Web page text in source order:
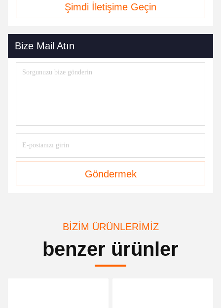
Şimdi İletişime Geçin
Bize Mail Atın
Göndermek
BIZIM ÜRÜNLERIMIZ
benzer ürünler